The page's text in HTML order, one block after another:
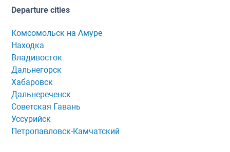
Departure cities
Комсомольск-на-Амуре
Находка
Владивосток
Дальнегорск
Хабаровск
Дальнереченск
Советская Гавань
Уссурийск
Петропавловск-Камчатский